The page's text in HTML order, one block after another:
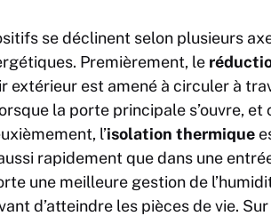
se déclinent selon plusieurs
Premièrement, le
extérieur est amené à circuler à
la porte principale s’ouvre,
l’isolation thermique
rapidement que dans une
une meilleure gestion de
d’atteindre les pièces de vie.